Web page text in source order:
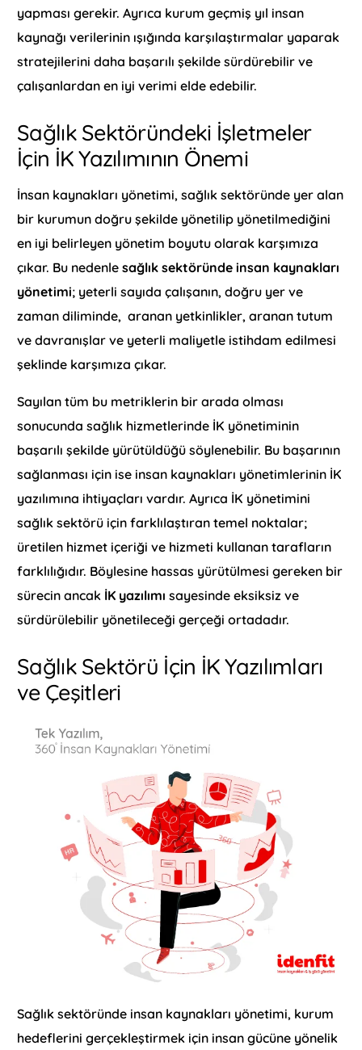
yapması gerekir. Ayrıca kurum geçmiş yıl insan
kaynağı verilerinin ışığında karşılaştırmalar yaparak
stratejilerini daha başarılı şekilde sürdürebilir ve
çalışanlardan en iyi verimi elde edebilir.
Sağlık Sektöründeki İşletmeler
İçin İK Yazılımının Önemi
İnsan kaynakları yönetimi, sağlık sektöründe yer alan
bir kurumun doğru şekilde yönetilip yönetilmediğini
en iyi belirleyen yönetim boyutu olarak karşımıza
çıkar. Bu nedenlesağlık sektöründe insan kaynakları
yönetimi; yeterli sayıda çalışanın, doğru yer ve
zaman diliminde, aranan yetkinlikler, aranan tutum
ve davranışlar ve yeterli maliyetle istihdam edilmesi
şeklinde karşımıza çıkar.
Sayılan tüm bu metriklerin bir arada olması
sonucunda sağlık hizmetlerinde İK yönetiminin
başarılı şekilde yürütüldüğü söylenebilir. Bu başarının
sağlanması için ise insan kaynakları yönetimlerinin İK
yazılımına ihtiyaçları vardır. Ayrıca İK yönetimini
sağlık sektörü için farklılaştıran temel noktalar;
üretilen hizmet içeriği ve hizmeti kullanan tarafların
farklılığıdır. Böylesine hassas yürütülmesi gereken bir
sürecin ancak İK yazılımı sayesinde eksiksiz ve
sürdürülebilir yönetileceği gerçeği ortadadır.
Sağlık Sektörü İçin İK Yazılımları
ve Çeşitleri
Sağlık sektöründe insan kaynakları yönetimi, kurum
hedeflerini gerçekleştirmek için insan gücüne yönelik